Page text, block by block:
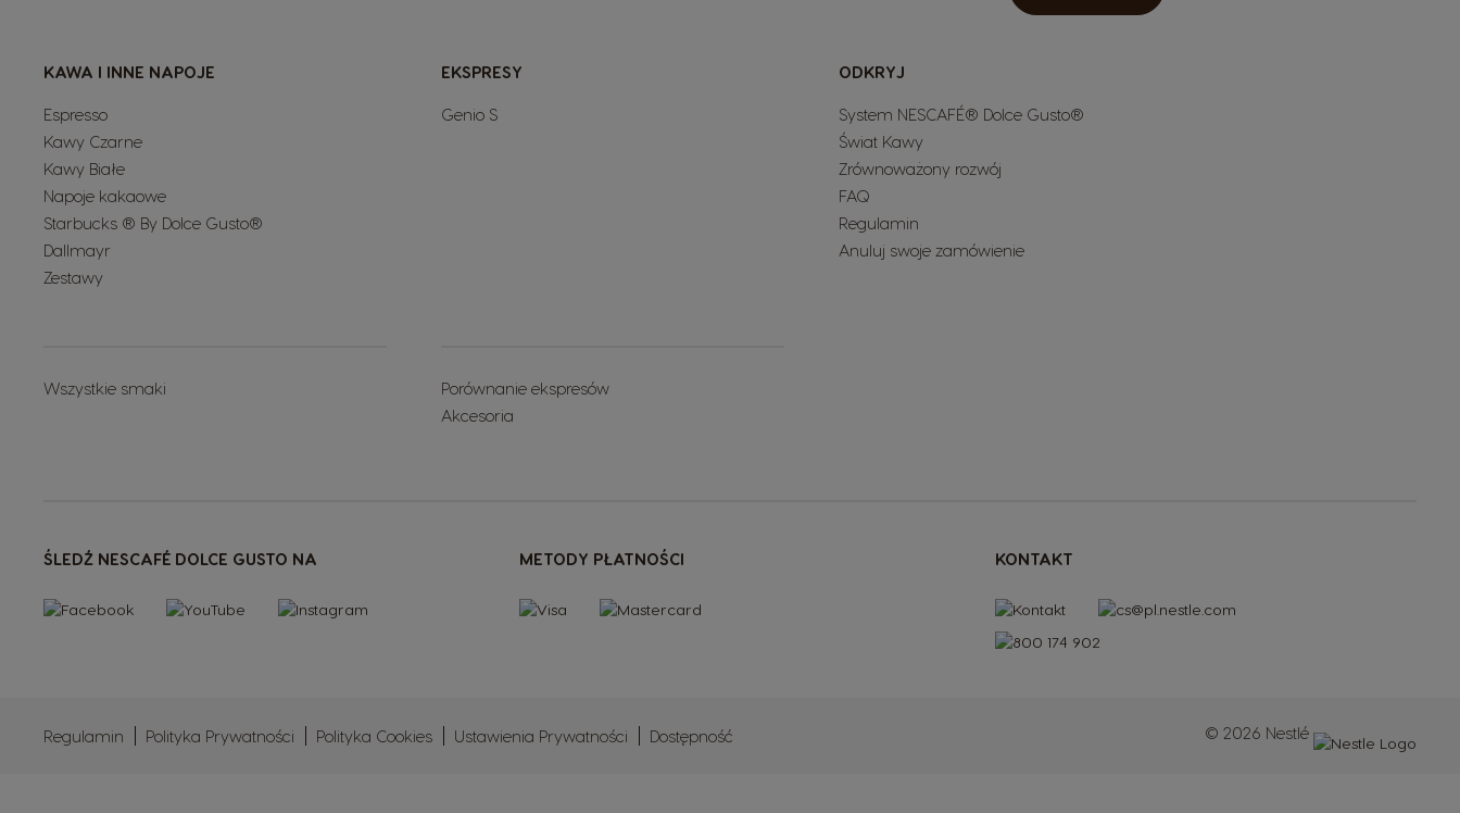
KAWA I INNE NAPOJE
Espresso
Kawy Czarne
Kawy Białe
Napoje kakaowe
Starbucks ® By Dolce Gusto®
Dallmayr
Zestawy
Wszystkie smaki
EKSPRESY
Genio S
Porównanie ekspresów
Akcesoria
ODKRYJ
System NESCAFÉ® Dolce Gusto®
Świat Kawy
Zrównoważony rozwój
FAQ
Regulamin
Anuluj swoje zamówienie
ŚLEDŹ NESCAFÉ DOLCE GUSTO NA METODY PŁATNOŚCI KONTAKT
Regulamin Polityka Prywatności Polityka Cookies Ustawienia Prywatności Dostępność © 2026 Nestlé